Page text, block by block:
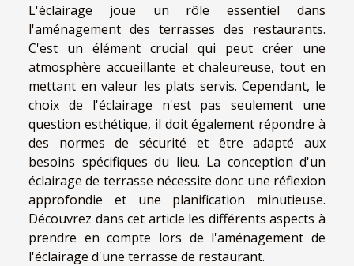
L'éclairage joue un rôle essentiel dans
l'aménagement des terrasses des restaurants.
C'est un élément crucial qui peut créer une
atmosphère accueillante et chaleureuse, tout en
mettant en valeur les plats servis. Cependant, le
choix de l'éclairage n'est pas seulement une
question esthétique, il doit également répondre à
des normes de sécurité et être adapté aux
besoins spécifiques du lieu. La conception d'un
éclairage de terrasse nécessite donc une réflexion
approfondie et une planification minutieuse.
Découvrez dans cet article les différents aspects à
prendre en compte lors de l'aménagement de
l'éclairage d'une terrasse de restaurant.